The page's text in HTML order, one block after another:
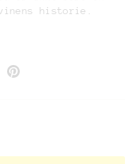
historie.